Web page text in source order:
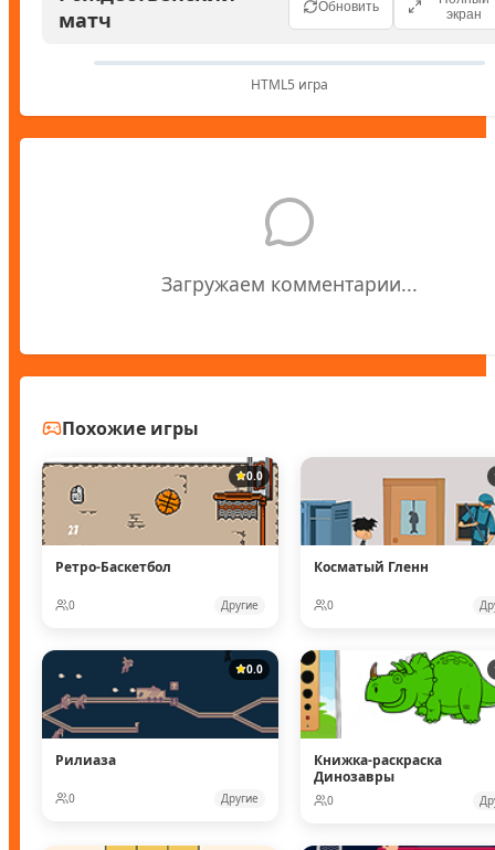
матч
Обновить
экран
HTML5 игра
Загружаем комментарии...
Похожие игры
0.0
Ретро-Баскетбол
0 Другие
Косматый Гленн
0
0.0
Рилиаза
0 Другие
Книжка-раскраска
Динозавры
0